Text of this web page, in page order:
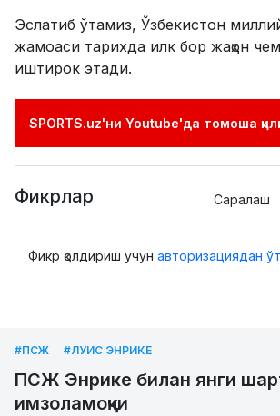
Эслатиб ўтамиз, Ўзбекистон
жамоаси тарихда илк бор жаҳон
иштирок этади.
SPORTS.uz'ни Youtube'да томоша
Фикрлар Саралаш
Фикр қолдириш учун авторизациядан
#ПСЖ #ЛУИС ЭНРИКЕ
ПСЖ Энрике билан янги
имзоламоқчи